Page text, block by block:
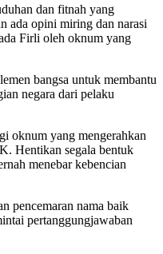
dan fitnah yang
ada opini miring dan narasi
Firli oleh oknum yang
bangsa untuk membantu
negara dari pelaku
oknum yang mengerahkan
Hentikan segala bentuk
menebar kebencian
pencemaran nama baik
pertanggungjawaban